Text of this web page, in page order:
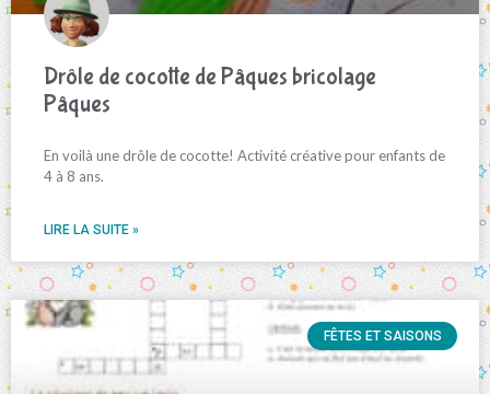
Drôle de cocotte de Pâques bricolage
Pâques
En voilà une drôle de cocotte! Activité créative pour enfants de
4 à 8 ans.
LIRE LA SUITE »
FÊTES ET SAISONS